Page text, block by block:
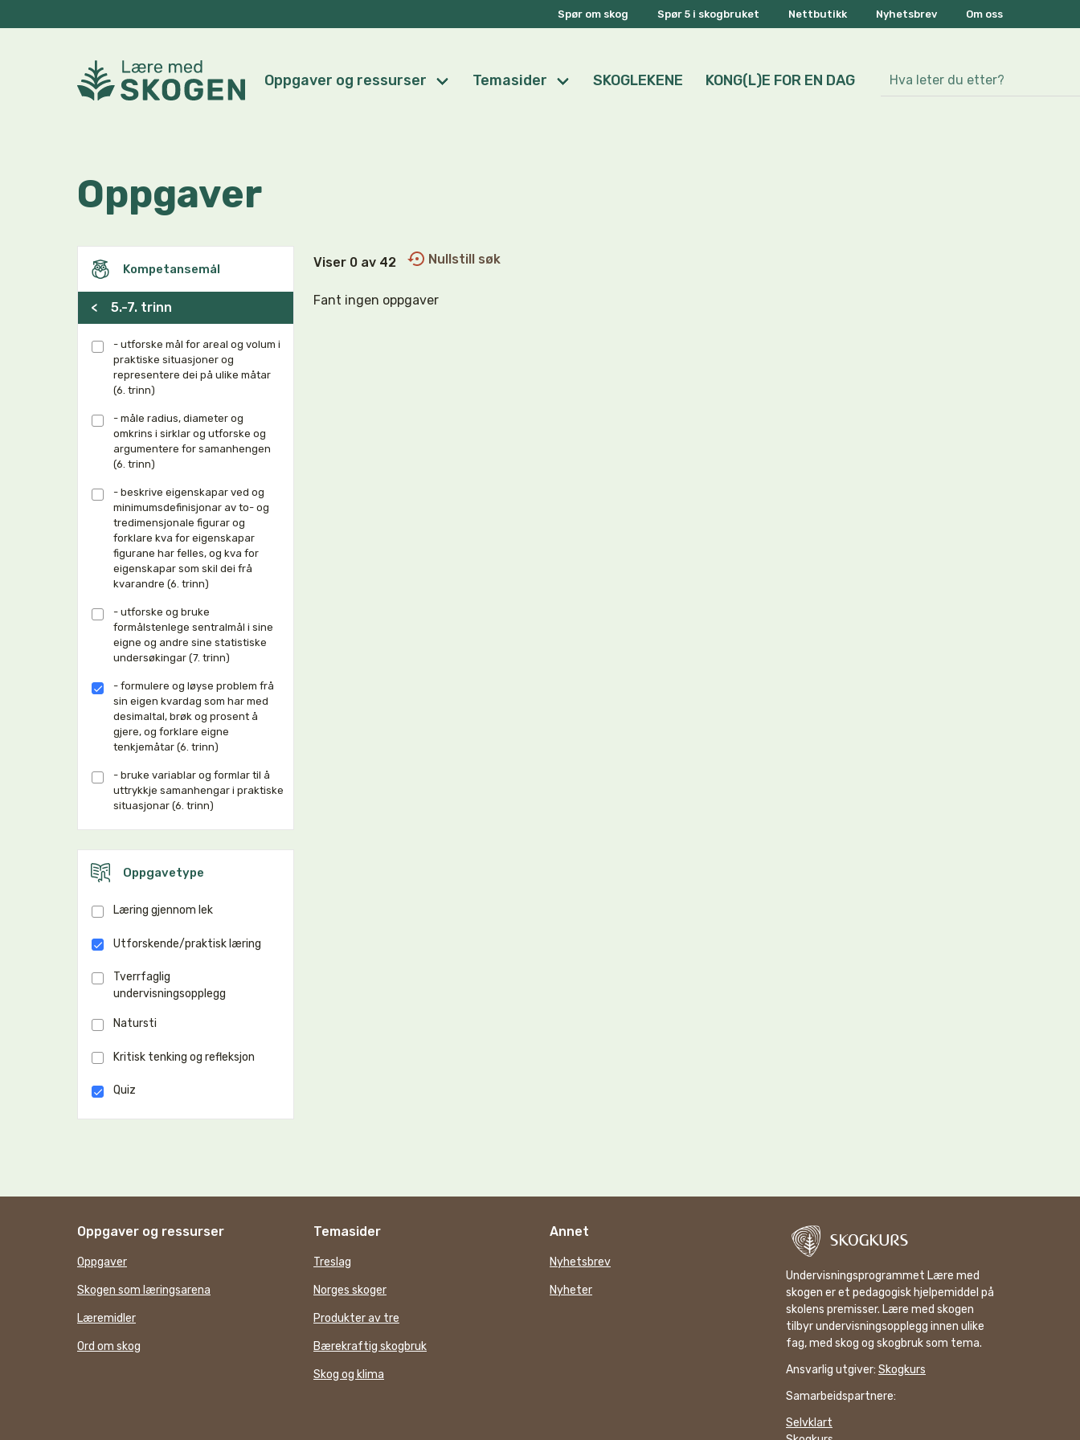
Spør om skog Spør 5 i skogbruket Nettbutikk Nyhetsbrev Om oss
Oppgaver og ressurser Temasider SKOGLEKENE KONG(L)E FOR EN DAG
Oppgaver
Kompetansemål
< 5.-7. trinn
- utforske mål for areal og volum i
praktiske situasjoner og
representere dei på ulike måtar
(6. trinn)
- måle radius, diameter og
omkrins i sirklar og utforske og
argumentere for samanhengen
(6. trinn)
- beskrive eigenskapar ved og
minimumsdefinisjonar av to- og
tredimensjonale figurar og
forklare kva for eigenskapar
figurane har felles, og kva for
eigenskapar som skil dei frå
kvarandre (6. trinn)
- utforske og bruke
formålstenlege sentralmål i sine
eigne og andre sine statistiske
undersøkingar (7. trinn)
- formulere og løyse problem frå
sin eigen kvardag som har med
desimaltal, brøk og prosent å
gjere, og forklare eigne
tenkjemåtar (6. trinn)
- bruke variablar og formlar til å
uttrykkje samanhengar i praktiske
situasjonar (6. trinn)
Oppgavetype
Læring gjennom lek
Utforskende/praktisk læring
Tverrfaglig
undervisningsopplegg
Natursti
Kritisk tenking og refleksjon
Quiz
Viser 0 av 42 Nullstill søk
Fant ingen oppgaver
Oppgaver og ressurser
Oppgaver
Skogen som læringsarena
Læremidler
Ord om skog
Temasider
Treslag
Norges skoger
Produkter av tre
Bærekraftig skogbruk
Skog og klima
Annet
Nyhetsbrev
Nyheter
Undervisningsprogrammet Lære med
skogen er et pedagogisk hjelpemiddel på
skolens premisser. Lære med skogen
tilbyr undervisningsopplegg innen ulike
fag, med skog og skogbruk som tema.
Ansvarlig utgiver: Skogkurs
Samarbeidspartnere:
Selvklart